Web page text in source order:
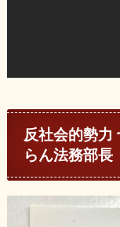
反社会的勢力
らん法務部長